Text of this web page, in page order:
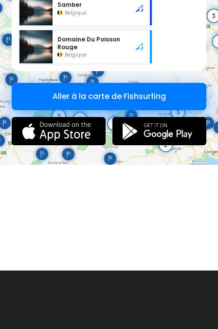
Samber
Belgique
Domaine Du Poisson
Rouge
Belgique
Aller à la carte de Fishsurfing